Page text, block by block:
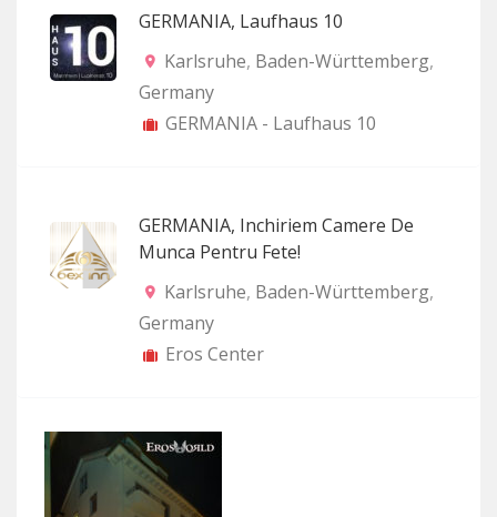
GERMANIA, Laufhaus 10
Karlsruhe, Baden-Württemberg,
Germany
GERMANIA - Laufhaus 10
GERMANIA, Inchiriem Camere De
Munca Pentru Fete!
Karlsruhe, Baden-Württemberg,
Germany
Eros Center